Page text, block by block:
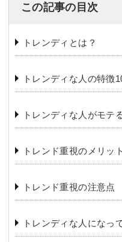
この記事の目次
トレンディとは？
トレンディな人の特徴
トレンディな人がモテ
トレンド重視のメリット
トレンド重視の注意点
トレンディな人になっ